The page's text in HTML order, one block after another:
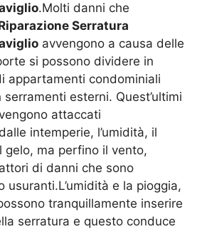
.Molti danni che
Serratura
avvengono a causa delle
si possono dividere in
appartamenti condominiali
esterni. Quest’ultimi
attaccati
intemperie, l’umidità, il
gelo, ma perfino il vento,
di danni che sono
usuranti.L’umidità e la pioggia,
tranquillamente inserire
serratura e questo conduce